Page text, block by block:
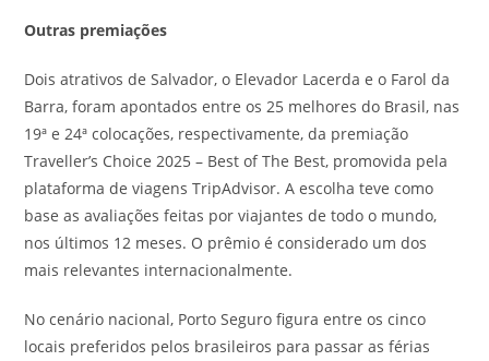
Outras premiações
Dois atrativos de Salvador, o Elevador Lacerda e o Farol da
Barra, foram apontados entre os 25 melhores do Brasil, nas
19ª e 24ª colocações, respectivamente, da premiação
Traveller’s Choice 2025 – Best of The Best, promovida pela
plataforma de viagens TripAdvisor. A escolha teve como
base as avaliações feitas por viajantes de todo o mundo,
nos últimos 12 meses. O prêmio é considerado um dos
mais relevantes internacionalmente.
No cenário nacional, Porto Seguro figura entre os cinco
locais preferidos pelos brasileiros para passar as férias